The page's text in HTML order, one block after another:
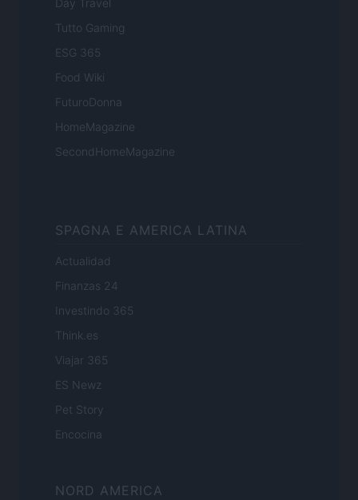
Day Travel
Tutto Gaming
ESG 365
Food Wiki
FuturoDonna
HomeMagazine
SecondHomeMagazine
SPAGNA E AMERICA LATINA
Actualidad
Finanzas 24
Investindo 365
Think.es
Viajar 365
ES Newz
Pet Story
Encocina
NORD AMERICA